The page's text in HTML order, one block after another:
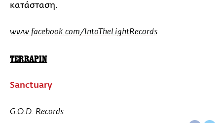
κατάσταση.
www.facebook.com/IntoTheLightRecords
TERRAPIN
Sanctuary
G.O.D. Records